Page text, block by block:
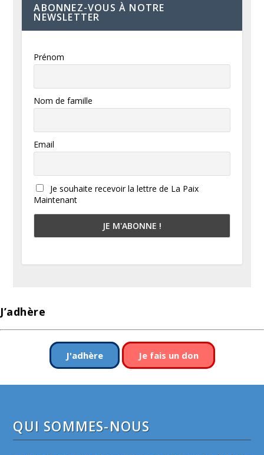
ABONNEZ-VOUS À NOTRE
NEWSLETTER
Prénom
Nom de famille
Email
Je souhaite recevoir la lettre de La Paix
Maintenant
J’adhère
J'adhère Je fais un don
QUI SOMMES-NOUS